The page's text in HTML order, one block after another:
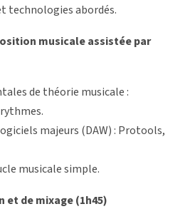
technologies abordés.
musicale assistée par
de théorie musicale :
majeurs (DAW) : Protools,
musicale simple.
et de mixage (1h45)